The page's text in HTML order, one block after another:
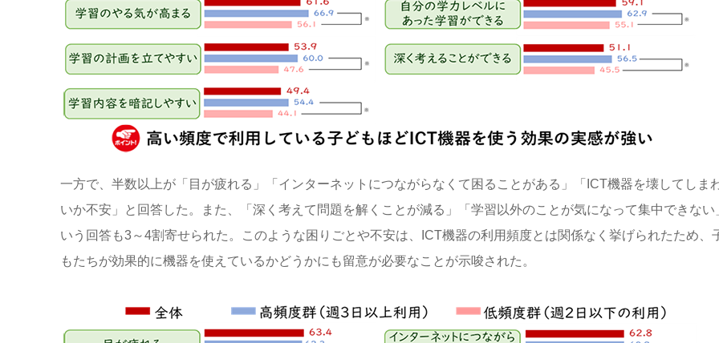
一方で、半数以上が「目が疲れる」「インターネットにつながらなくて困ることがある」「ICT機器を壊してしま
いか不安」と回答した。また、「深く考えて問題を解くことが減る」「学習以外のことが気になって集中できない
いう回答も3～4割寄せられた。このような困りごとや不安は、ICT機器の利用頻度とは関係なく挙げられたため、
もたちが効果的に機器を使えているかどうかにも留意が必要なことが示唆された。